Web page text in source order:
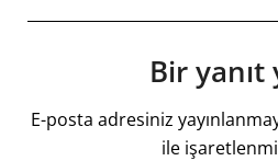
Bir yanıt
E-posta adresiniz
ile